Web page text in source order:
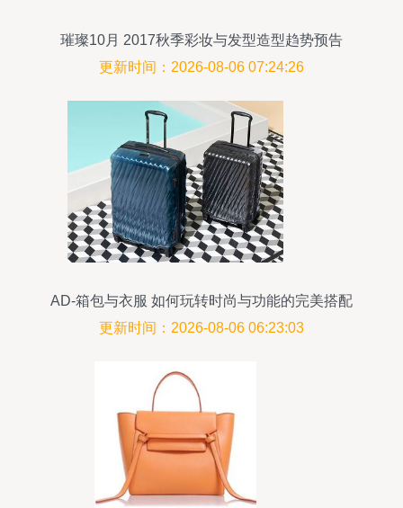
璀璨10月 2017秋季彩妆与发型造型趋势预告
更新时间：2026-08-06 07:24:26
AD-箱包与衣服 如何玩转时尚与功能的完美搭配
更新时间：2026-08-06 06:23:03